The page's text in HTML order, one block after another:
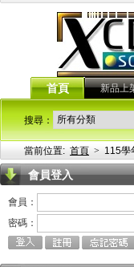
首頁 新品上
搜尋：
當前位置: 首頁 > 115學
會員登入
會員：
密碼：